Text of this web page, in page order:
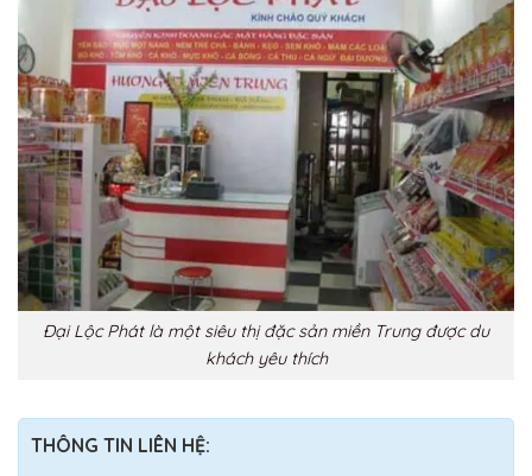
Đại Lộc Phát là một siêu thị đặc sản miền Trung được du
khách yêu thích
THÔNG TIN LIÊN HỆ: